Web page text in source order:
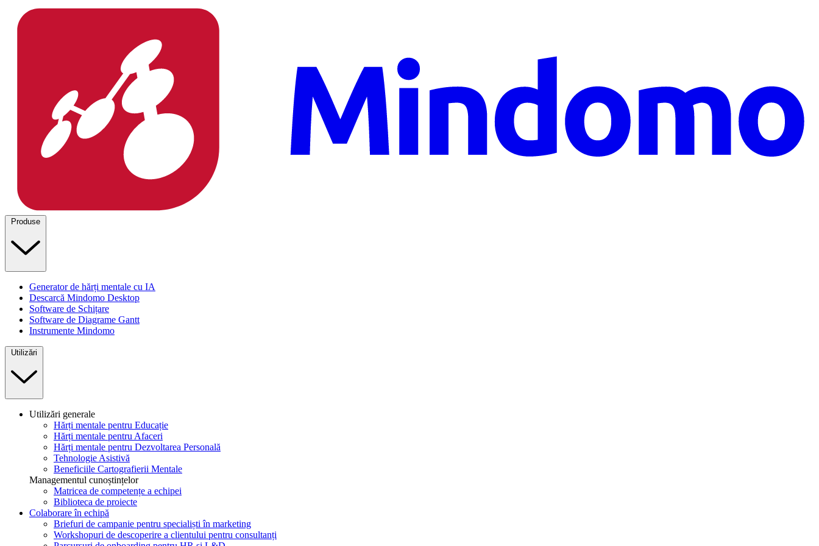
Produse
Generator de hărți mentale cu IA
Descarcă Mindomo Desktop
Software de Schițare
Software de Diagrame Gantt
Instrumente Mindomo
Utilizări
Utilizări generale
Hărți mentale pentru Educație
Hărți mentale pentru Afaceri
Hărți mentale pentru Dezvoltarea Personală
Tehnologie Asistivă
Beneficiile Cartografierii Mentale
Managementul cunoștințelor
Matricea de competențe a echipei
Biblioteca de proiecte
Colaborare în echipă
Briefuri de campanie pentru specialiști în marketing
Workshopuri de descoperire a clientului pentru consultanți